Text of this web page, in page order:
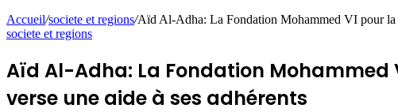
Accueil/societe et regions/Aïd Al-Adha: La Fondation Mohammed VI pour la
societe et regions
Aïd Al-Adha: La Fondation
verse une aide à ses adhérents